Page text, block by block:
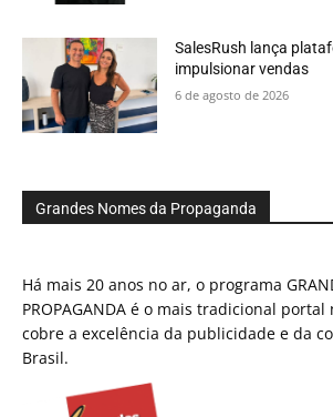
SalesRush lança
impulsionar vendas
6 de agosto de 2026
Grandes Nomes da Propaganda
Há mais 20 anos no ar, o programa
PROPAGANDA é o mais tradicional
cobre a excelência da publicidade e da
Brasil.